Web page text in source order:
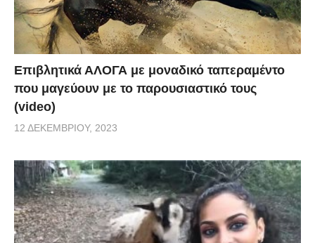
Επιβλητικά ΑΛΟΓΑ με μοναδικό ταπεραμέντο
που μαγεύουν με το παρουσιαστικό τους
(video)
12 ΔΕΚΕΜΒΡΊΟΥ, 2023